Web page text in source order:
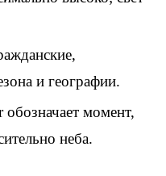
и географии.
момент,
неба.